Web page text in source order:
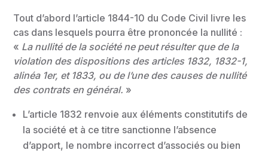
Tout d’abord l’article 1844-10 du Code Civil livre les
cas dans lesquels pourra être prononcée la nullité :
« La nullité de la société ne peut résulter que de la
violation des dispositions des articles 1832, 1832-1,
alinéa 1er, et 1833, ou de l’une des causes de nullité
des contrats en général. »
L’article 1832 renvoie aux éléments constitutifs de
la société et à ce titre sanctionne l’absence
d’apport, le nombre incorrect d’associés ou bien